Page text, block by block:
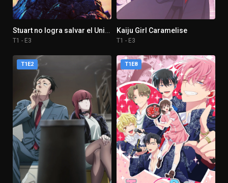
Stuart no logra salvar el Universo
T1 - E3
Kaiju Girl Caramelise
T1 - E3
T1E2 T1E8